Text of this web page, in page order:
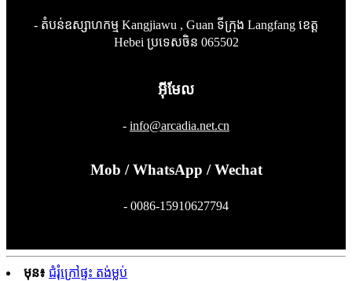
- តំបន់ឧស្សាហកម្ម Kangjiawu , Guan ទីក្រុង Langfang ខេត្ត
Hebei ប្រទេសចិន 065502
អ៊ីមែល
- info@arcadia.net.cn
Mob / WhatsApp / Wechat
- 0086-15910627794
មុន៖ ជំរុំក្រៅផ្ទះ តង់ម្លប់